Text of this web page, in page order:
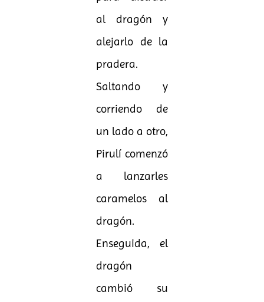
al dragón y
alejarlo de la
pradera.
Saltando y
corriendo de
un lado a otro,
Pirulí comenzó
a lanzarles
caramelos al
dragón.
Enseguida, el
dragón
cambió su